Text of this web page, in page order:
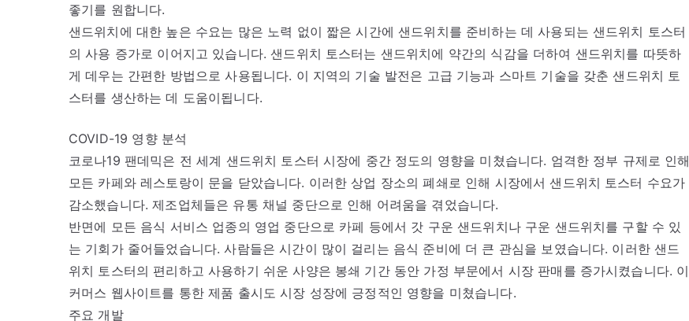
좋기를 원합니다.
샌드위치에 대한 높은 수요는 많은 노력 없이 짧은 시간에 샌드위치를 준비하는 데 사용되는 샌드위치 토스터
의 사용 증가로 이어지고 있습니다. 샌드위치 토스터는 샌드위치에 약간의 식감을 더하여 샌드위치를 따뜻하
게 데우는 간편한 방법으로 사용됩니다. 이 지역의 기술 발전은 고급 기능과 스마트 기술을 갖춘 샌드위치 토
스터를 생산하는 데 도움이됩니다.
COVID-19 영향 분석
코로나19 팬데믹은 전 세계 샌드위치 토스터 시장에 중간 정도의 영향을 미쳤습니다. 엄격한 정부 규제로 인해
모든 카페와 레스토랑이 문을 닫았습니다. 이러한 상업 장소의 폐쇄로 인해 시장에서 샌드위치 토스터 수요가
감소했습니다. 제조업체들은 유통 채널 중단으로 인해 어려움을 겪었습니다.
반면에 모든 음식 서비스 업종의 영업 중단으로 카페 등에서 갓 구운 샌드위치나 구운 샌드위치를 구할 수 있
는 기회가 줄어들었습니다. 사람들은 시간이 많이 걸리는 음식 준비에 더 큰 관심을 보였습니다. 이러한 샌드
위치 토스터의 편리하고 사용하기 쉬운 사양은 봉쇄 기간 동안 가정 부문에서 시장 판매를 증가시켰습니다. 이
커머스 웹사이트를 통한 제품 출시도 시장 성장에 긍정적인 영향을 미쳤습니다.
주요 개발